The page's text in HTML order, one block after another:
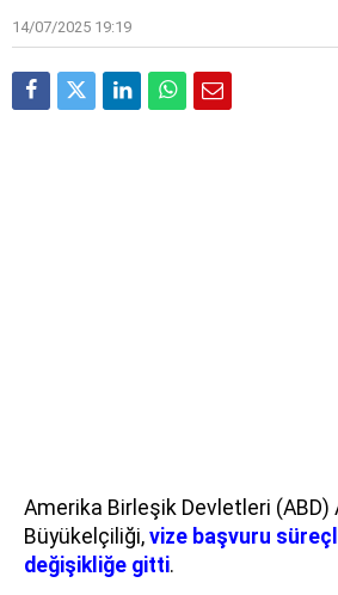
14/07/2025 19:19
Amerika Birleşik Devletleri (ABD)
Büyükelçiliği, vize başvuru
değişikliğe gitti.